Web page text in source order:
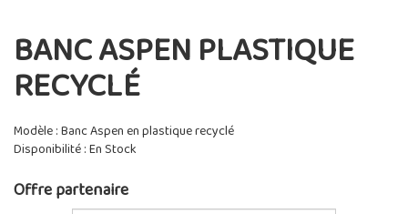
BANC ASPEN PLASTIQUE
RECYCLÉ
Modèle : Banc Aspen en plastique recyclé
Disponibilité : En Stock
Offre partenaire